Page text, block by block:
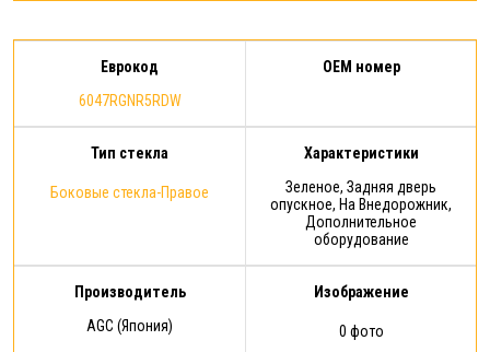
Еврокод
6047RGNR5RDW
OEM номер
Тип стекла
Боковые стекла-Правое
Характеристики
Зеленое, Задняя дверь
опускное, На Внедорожник,
Дополнительное
оборудование
Производитель
AGC (Япония)
Изображение
0 фото